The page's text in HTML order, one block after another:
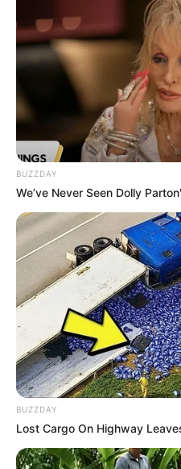
BUZZDAY
We’ve Never Seen Dolly
BUZZDAY
Lost Cargo On Highway